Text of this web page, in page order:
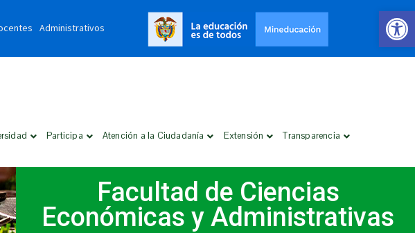
Administrativos
Participa Atención a la Ciudadanía Extensión Transparencia
Facultad de Ciencias
Económicas y Administrativas